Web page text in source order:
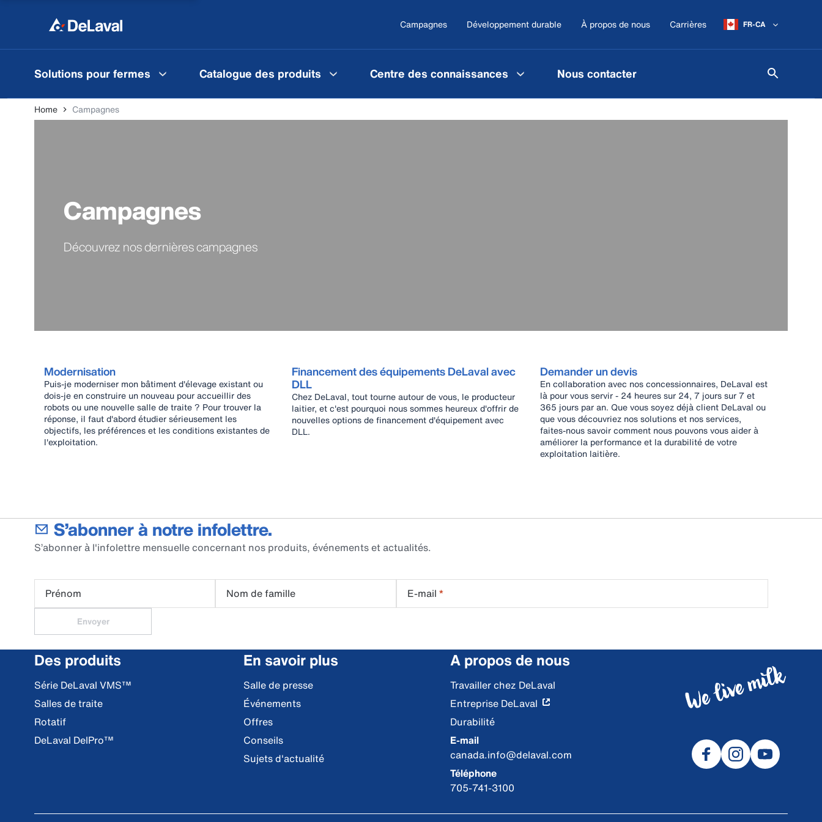
Campagnes Développement durable À propos de nous Carrières FR-CA
Solutions pour fermes Catalogue des produits Centre des connaissances Nous contacter
Home Campagnes
Campagnes
Découvrez nos dernières campagnes
Modernisation
Puis-je moderniser mon bâtiment d'élevage existant ou
dois-je en construire un nouveau pour accueillir des
robots ou une nouvelle salle de traite ? Pour trouver la
réponse, il faut d'abord étudier sérieusement les
objectifs, les préférences et les conditions existantes de
l'exploitation.
Financement des équipements DeLaval avec
DLL
Chez DeLaval, tout tourne autour de vous, le producteur
laitier, et c'est pourquoi nous sommes heureux d'offrir de
nouvelles options de financement d'équipement avec
DLL.
Demander un devis
En collaboration avec nos concessionnaires, DeLaval est
là pour vous servir - 24 heures sur 24, 7 jours sur 7 et
365 jours par an. Que vous soyez déjà client DeLaval ou
que vous découvriez nos solutions et nos services,
faites-nous savoir comment nous pouvons vous aider à
améliorer la performance et la durabilité de votre
exploitation laitière.
S’abonner à notre infolettre.
S’abonner à l'infolettre mensuelle concernant nos produits, événements et actualités.
Prénom Nom de famille E-mail *
Envoyer
Des produits
Série DeLaval VMS™
Salles de traite
Rotatif
DeLaval DelPro™
En savoir plus
Salle de presse
Événements
Offres
Conseils
Sujets d'actualité
A propos de nous
Travailler chez DeLaval
Entreprise DeLaval
Durabilité
E-mail
canada.info@delaval.com
Téléphone
705-741-3100